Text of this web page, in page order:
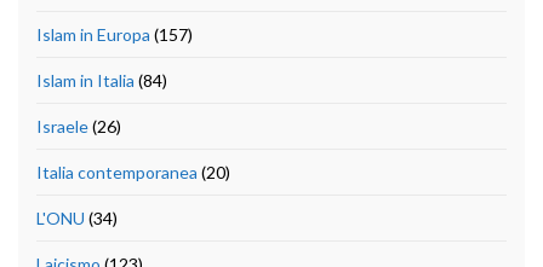
Islam in Europa (157)
Islam in Italia (84)
Israele(26)
Italia contemporanea (20)
L'ONU (34)